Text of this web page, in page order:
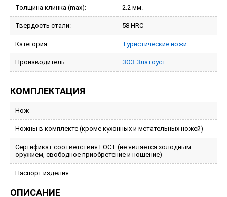
Толщина клинка (max): 2.2 мм.
Твердость стали: 58 HRC
Категория: Туристические ножи
Производитель: ЗОЗ Златоуст
КОМПЛЕКТАЦИЯ
Нож
Ножны в комплекте (кроме кухонных и метательных ножей)
Сертификат соответствия ГОСТ (не является холодным
оружием, свободное приобретение и ношение)
Паспорт изделия
ОПИСАНИЕ